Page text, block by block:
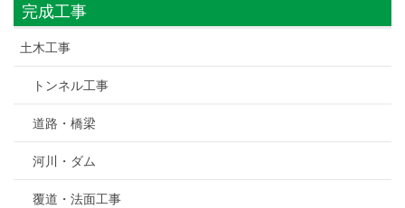
完成工事
土木工事
トンネル工事
道路・橋梁
河川・ダム
覆道・法面工事